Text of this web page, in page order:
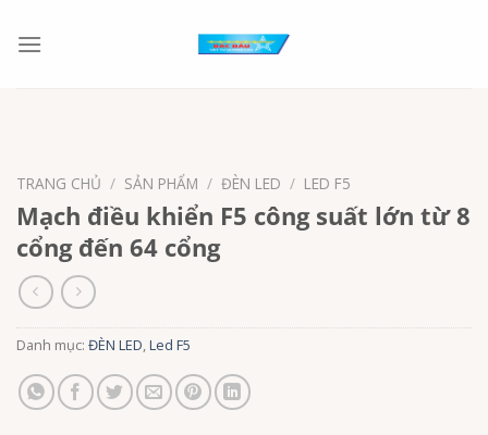
đến
TRANG CHỦ / SẢN PHẨM / ĐÈN LED / LED F5
Mạch điều khiển F5 công suất lớn từ 8
cổng đến 64 cổng
Danh mục: ĐÈN LED,Led F5